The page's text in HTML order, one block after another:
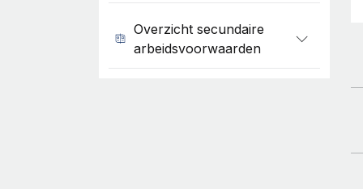
Overzicht secundaire
arbeidsvoorwaarden